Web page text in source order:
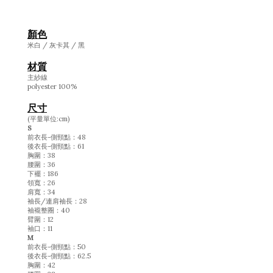
顏色
米白 / 灰卡其 / 黑
材質
主紗線
polyester 100%
尺寸
(平量單位:cm)
S
前衣長-側頸點：48
後衣長-側頸點：61
胸圍：38
腰圍：36
下襬：186
領寬：26
肩寬：34
袖長/連肩袖長：28
袖襱整圈：40
臂圍：12
袖口：11
M
前衣長-側頸點：50
後衣長-側頸點：62.5
胸圍：42